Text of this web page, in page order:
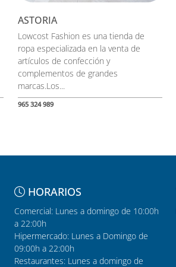
ASTORIA
Lowcost Fashion es una tienda de
ropa especializada en la venta de
artículos de confección y
complementos de grandes
marcas.Los...
965 324 989
HORARIOS
Comercial: Lunes a domingo de 10:00h
a 22:00h
Hipermercado: Lunes a Domingo de
09:00h a 22:00h
Restaurantes: Lunes a domingo de